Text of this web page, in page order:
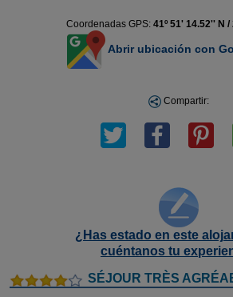
Coordenadas GPS: 41º 51' 14.52'' N /
Abrir ubicación con
Compartir:
¿Has estado en este
cuéntanos tu
SÉJOUR TRÈS